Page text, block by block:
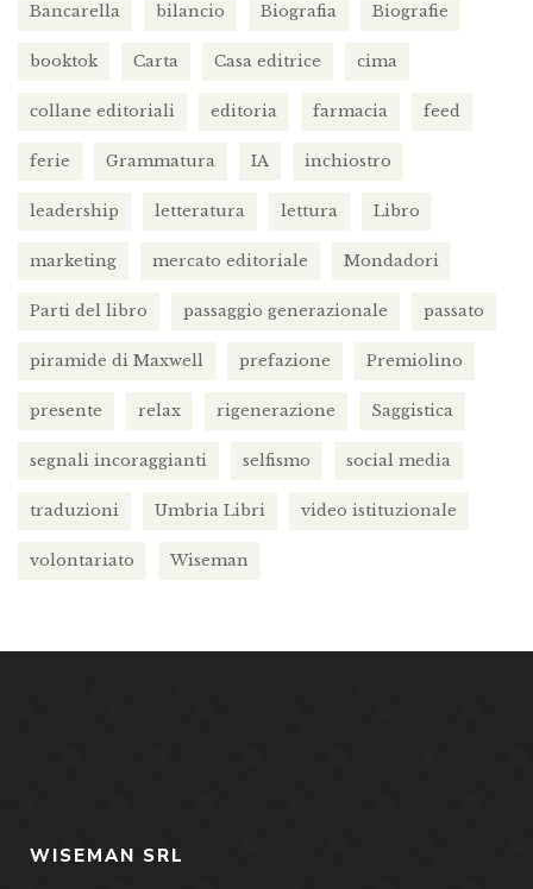
Bancarella bilancio Biografia Biografie
booktok Carta Casa editrice cima
collane editoriali editoria farmacia feed
ferie Grammatura IA inchiostro
leadership letteratura lettura Libro
marketing mercato editoriale Mondadori
Parti del libro passaggio generazionale passato
piramide di Maxwell prefazione Premiolino
presente relax rigenerazione Saggistica
segnali incoraggianti selfismo social media
traduzioni Umbria Libri video istituzionale
volontariato Wiseman
WISEMAN SRL